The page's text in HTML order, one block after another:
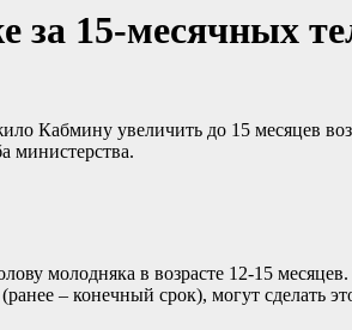
за 15-месячных
Кабмину увеличить до 15 месяцев
министерства.
молодняка в возрасте 12-15
– конечный срок), могут сделать